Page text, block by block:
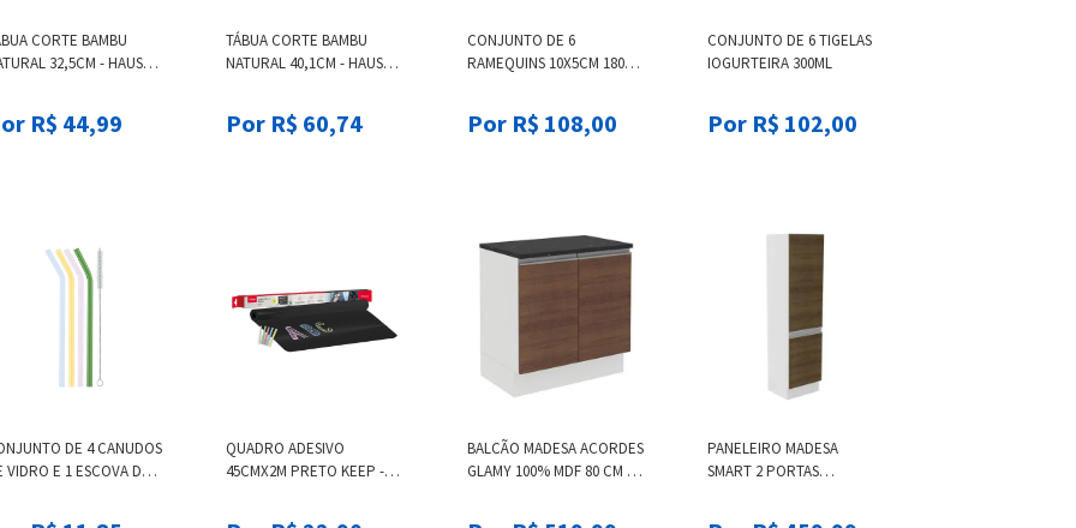
CORTE BAMBU
32,5CM - HAUS
R$ 44,99
TÁBUA CORTE BAMBU
NATURAL 40,1CM - HAUS
Por R$ 60,74
CONJUNTO DE 6
RAMEQUINS 10X5CM 180ML
Por R$ 108,00
CONJUNTO DE 6 TIGELAS
IOGURTEIRA 300ML
Por R$ 102,00
DE 4 CANUDOS
VIDRO E 1 ESCOVA DE
QUADRO ADESIVO
45CMX2M PRETO KEEP -
BALCÃO MADESA ACORDES
GLAMY 100% MDF 80 CM 2
PANELEIRO MADESA
SMART 2 PORTAS